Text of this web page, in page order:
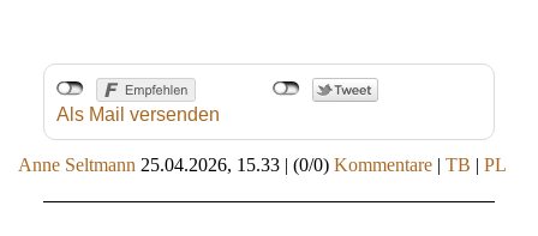
Als Mail versenden
Anne Seltmann 25.04.2026, 15.33 | (0/0) Kommentare | TB | PL